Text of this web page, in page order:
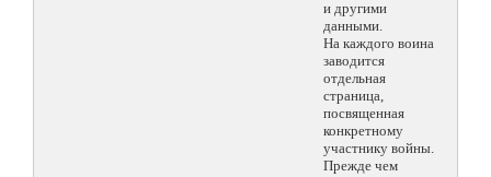
и другими
данными.
На каждого воина
заводится
отдельная
страница,
посвященная
конкретному
участнику войны.
Прежде чем